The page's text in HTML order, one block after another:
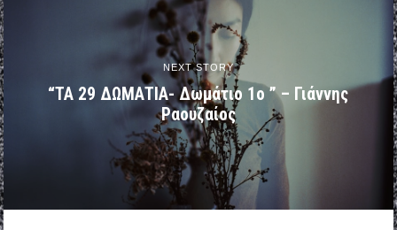
NEXT STORY
“ΤΑ 29 ΔΩΜΑΤΙΑ- Δωμάτιο 1ο ” – Γιάννης
Ραουζαίος